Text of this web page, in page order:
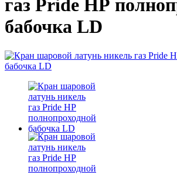
газ Pride НР
бабочка LD